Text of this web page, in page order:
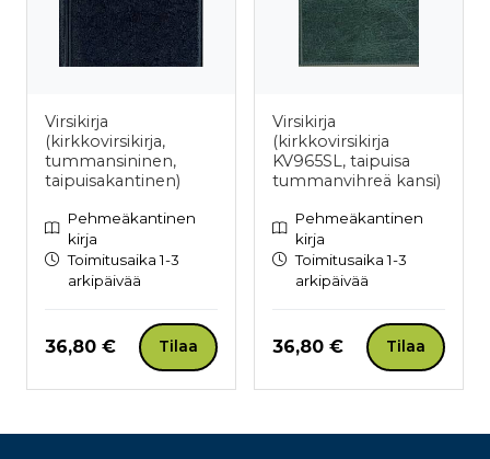
Virsikirja
(kirkkovirsikirja,
tummansininen,
taipuisakantinen)
Pehmeäkantinen
kirja
Toimitusaika 1-3
arkipäivää
Hinta nyt
36,80 € Tilaa
Virsikirja
(kirkkovirsikirja
KV965SL, taipuisa
tummanvihreä kansi)
Pehmeäkantinen
kirja
Toimitusaika 1-3
arkipäivää
Hinta nyt
36,80 € Tilaa